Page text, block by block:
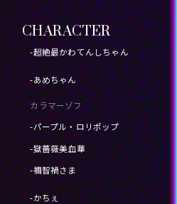
CHARACTER
-超絶最かわてんしちゃん
-あめちゃん
カラマーゾフ
-パープル・ロリポップ
-獄薔薇美血華
-禰󠄀智禍さま
-かちぇ